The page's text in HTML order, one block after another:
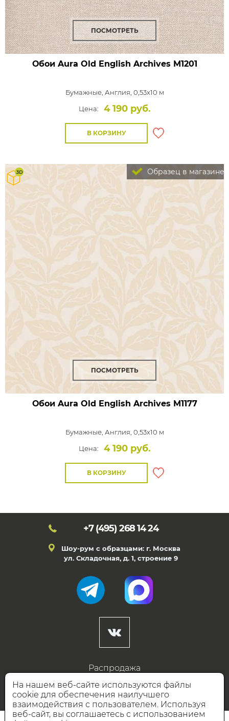
ПОСМОТРЕТЬ
Обои Aura Old English Archives M1201
Бумажные, Англия, 0,53x10 м
Цена:
4 190 руб.
В КОРЗИНУ
Образец в магазине
ПОСМОТРЕТЬ
Обои Aura Old English Archives M1177
Бумажные, Англия, 0,53x10 м
Цена:
4 190 руб.
В КОРЗИНУ
+7 (495) 268 14 24
Шоу-рум с образцами: г. Москва
ул. Складочная, д. 1, строение 9
Распродажа
Готовые дизайны
Дизайнерам
На нашем веб-сайте используются файлы
cookie для обеспечения наилучшего
взаимодействия с пользователем. Используя
веб-сайт, вы соглашаетесь с использованием